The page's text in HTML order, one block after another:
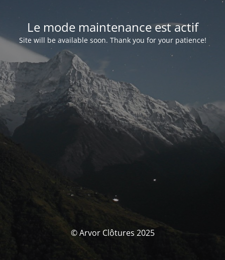
Le mode maintenance est actif
Site will be available soon. Thank you for your patience!
© Arvor Clôtures 2025